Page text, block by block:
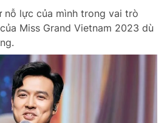
GP - BTTTT cấp ngày 24.3.2020
về Báo Thanh Niên. Cấm sao chép
có sự chấp thuận bằng văn bản.
JSC.
nỗ lực của mình trong vai trò
Miss Grand Vietnam 2023 dù